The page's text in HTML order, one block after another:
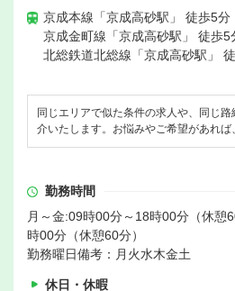
京成本線「京成高砂駅」 徒歩5分
京成金町線「京成高砂駅」 徒歩5
北総鉄道北総線「京成高砂駅」
同じエリアで似た条件の求人や、同じ
介いたします。お悩みやご希望があれ
勤務時間
月～金:09時00分～18時00分（休憩
時00分（休憩60分）
勤務曜日備考：月火水木金土
休日・休暇